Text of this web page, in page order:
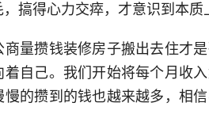
搞得心力交瘁，才意识到本质
量攒钱装修房子搬出去住才
自己。我们开始将每个月收
慢的攒到的钱也越来越多，相